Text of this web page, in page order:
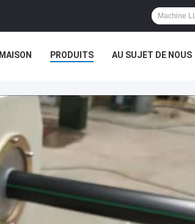
MAISON PRODUITS AU SUJET DE NOUS